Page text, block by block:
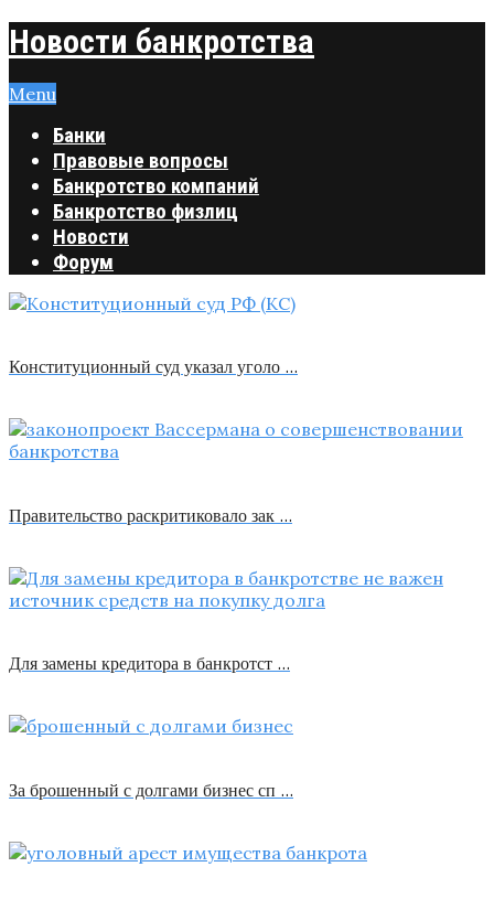
Новости банкротства
Menu
Банки
Правовые вопросы
Банкротство компаний
Банкротство физлиц
Новости
Форум
Конституционный суд указал уголо …
Правительство раскритиковало зак …
Для замены кредитора в банкротст …
За брошенный с долгами бизнес сп …